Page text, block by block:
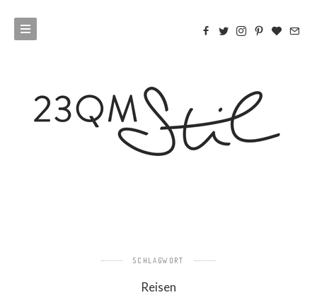
SCHLAGWORT
Reisen